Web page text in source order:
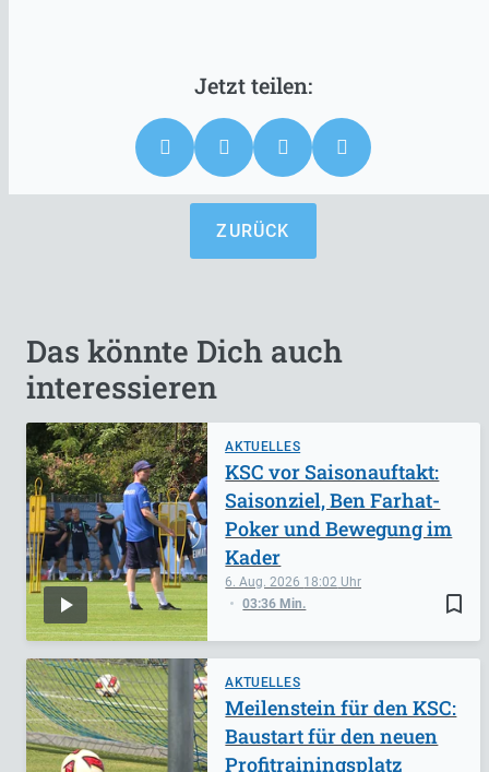
ZURÜCK
Das könnte Dich auch
interessieren
AKTUELLES
bookmark_border
6. Aug. 2026 18:02
03:36 Min.
KSC vor Saisonauftakt:
Saisonziel, Ben Farhat-
Poker und Bewegung im
Kader
AKTUELLES
Meilenstein für den KSC:
Baustart für den neuen
Profitrainingsplatz